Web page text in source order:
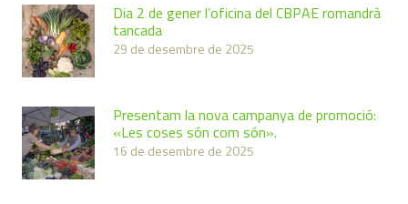
Dia 2 de gener l’oficina del CBPAE romandrà
tancada
29 de desembre de 2025
Presentam la nova campanya de promoció:
«Les coses són com són».
16 de desembre de 2025